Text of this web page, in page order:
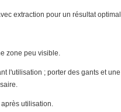
extraction pour un résultat optimal.
zone peu visible.
l'utilisation ; porter des gants et une
utilisation.